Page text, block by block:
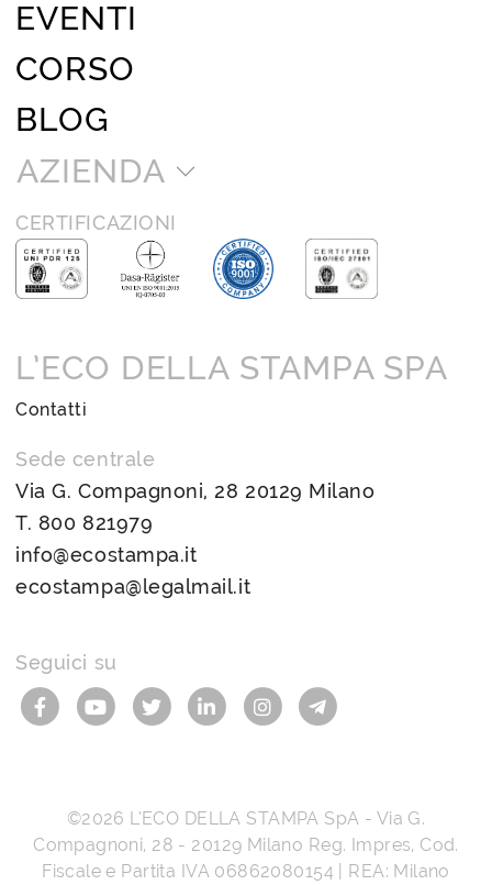
EVENTI
CORSO
BLOG
AZIENDA
CERTIFICAZIONI
L’ECO DELLA STAMPA SPA
Contatti
Sede centrale
Via G. Compagnoni, 28 20129 Milano
T. 800 821979
info@ecostampa.it
ecostampa@legalmail.it
Seguici su
©2026 L’ECO DELLA STAMPA SpA - Via G.
Compagnoni, 28 - 20129 Milano Reg. Impres, Cod.
Fiscale e Partita IVA 06862080154 | REA: Milano